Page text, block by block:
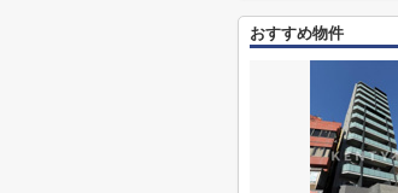
おすすめ物件